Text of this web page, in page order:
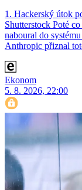
1. Hackerský útok
Shutterstock Poté
naboural do
Anthro­pic přiznal
Ekonom
5. 8. 2026, 22:00